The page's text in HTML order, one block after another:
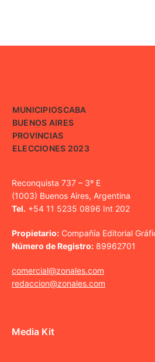
MUNICIPIOSCABA
BUENOS AIRES
PROVINCIAS
ELECCIONES 2023
Reconquista 737 – 3º E
(1003) Buenos Aires, Argentina
Tel. +54 11 5235 0896 Int 202
Propietario: Compañía Editorial
Número de Registro: 89962701
comercial@zonales.com
redaccion@zonales.com
Media Kit